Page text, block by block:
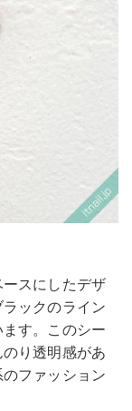
スにしたデザ
ックのライン
す。このシー
り透明感があ
ファッション